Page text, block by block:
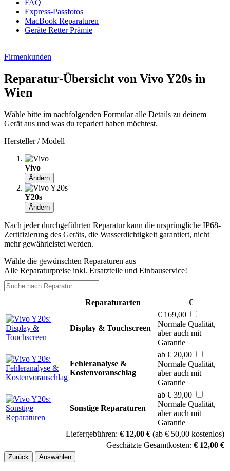
FAQ
Express-Passfotos
MacBook Reparaturen
Geräte Retter Prämie
Firmenkunden
Reparatur-Übersicht von Vivo Y20s in
Wien
Wähle bitte im nachfolgenden Formular alle Details zu deinem
Gerät aus und was du repariert haben möchtest.
Hersteller / Modell
Vivo
Ändern
Y20s
Ändern
Nach jeder durchgeführten Reparatur kann die ursprüngliche IP68-
Zertifizierung des Geräts, die Wasserdichtigkeit garantiert, nicht
mehr gewährleistet werden.
Wähle die gewünschten Reparaturen aus
Alle Reparaturpreise inkl. Ersatzteile und Einbauservice!
Reparaturarten €
Display & Touchscreen
€ 169,00
Normale Qualität,
aber auch mit
Garantie
Fehleranalyse &
Kostenvoranschlag
ab € 20,00
Normale Qualität,
aber auch mit
Garantie
Sonstige Reparaturen
ab € 39,00
Normale Qualität,
aber auch mit
Garantie
Liefergebühren: € 12,00 € (ab € 50,00 kostenlos)
Geschätzte Gesamtkosten: € 12,00 €
Zurück Auswählen